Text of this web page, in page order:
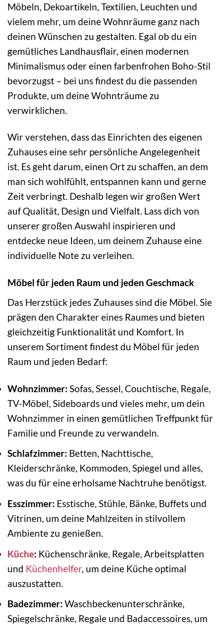
Möbeln, Dekoartikeln, Textilien, Leuchten und
vielem mehr, um deine Wohnräume ganz nach
deinen Wünschen zu gestalten. Egal ob du ein
gemütliches Landhausflair, einen modernen
Minimalismus oder einen farbenfrohen Boho-Stil
bevorzugst – bei uns findest du die passenden
Produkte, um deine Wohnträume zu
verwirklichen.
Wir verstehen, dass das Einrichten des eigenen
Zuhauses eine sehr persönliche Angelegenheit
ist. Es geht darum, einen Ort zu schaffen, an dem
man sich wohlfühlt, entspannen kann und gerne
Zeit verbringt. Deshalb legen wir großen Wert
auf Qualität, Design und Vielfalt. Lass dich von
unserer großen Auswahl inspirieren und
entdecke neue Ideen, um deinem Zuhause eine
individuelle Note zu verleihen.
Möbel für jeden Raum und jeden Geschmack
Das Herzstück jedes Zuhauses sind die Möbel. Sie
prägen den Charakter eines Raumes und bieten
gleichzeitig Funktionalität und Komfort. In
unserem Sortiment findest du Möbel für jeden
Raum und jeden Bedarf:
Wohnzimmer: Sofas, Sessel, Couchtische, Regale,
TV-Möbel, Sideboards und vieles mehr, um dein
Wohnzimmer in einen gemütlichen Treffpunkt für
Familie und Freunde zu verwandeln.
Schlafzimmer: Betten, Nachttische,
Kleiderschränke, Kommoden, Spiegel und alles,
was du für eine erholsame Nachtruhe benötigst.
Esszimmer: Esstische, Stühle, Bänke, Buffets und
Vitrinen, um deine Mahlzeiten in stilvollem
Ambiente zu genießen.
Küche: Küchenschränke, Regale, Arbeitsplatten
und Küchenhelfer, um deine Küche optimal
auszustatten.
Badezimmer: Waschbeckenunterschränke,
Spiegelschränke, Regale und Badaccessoires, um